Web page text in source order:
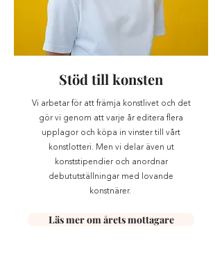
Stöd till konsten
Vi arbetar för att främja konstlivet och det
gör vi genom att varje år editera flera
upplagor och köpa in vinster till vårt
konstlotteri. Men vi delar även ut
konststipendier och anordnar
debututställningar med lovande
konstnärer.
Läs mer om årets mottagare